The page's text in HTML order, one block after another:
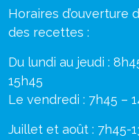
Horaires d’ouverture
des recettes :
Du lundi au jeudi :
15h45
Le vendredi : 7h45 –
Juillet et août : 7h45-